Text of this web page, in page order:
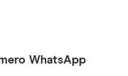
WhatsApp